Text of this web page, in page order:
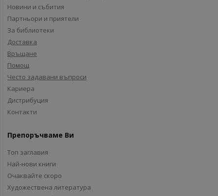
Новини и събития
Партньори и приятели
За библиотеки
Доставка
Връщане
Помощ
Често задавани въпроси
Кариера
Дистрибуция
Контакти
Препоръчваме Ви
Топ заглавия
Най-нови книги
Очаквайте скоро
Художествена литература